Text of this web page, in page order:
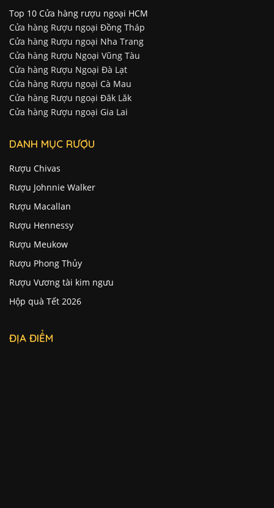
Top 10 Cửa hàng rượu ngoại HCM
Cửa hàng Rượu ngoại Đồng Tháp
Cửa hàng Rượu ngoại Nha Trang
Cửa hàng Rượu Ngoại Vũng Tàu
Cửa hàng Rượu Ngoại Đà Lạt
Cửa hàng Rượu ngoại Cà Mau
Cửa hàng Rượu ngoại Đăk Lăk
Cửa hàng Rượu ngoại Gia Lai
DANH MỤC RƯỢU
Rượu Chivas
Rượu Johnnie Walker
Rượu Macallan
Rượu Hennessy
Rượu Meukow
Rượu Phong Thủy
Rượu Vương tài kim ngưu
Hộp quà Tết 2026
ĐỊA ĐIỂM